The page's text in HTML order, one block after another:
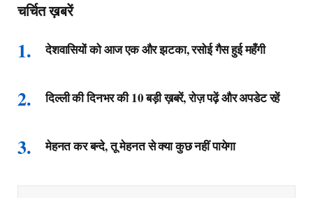
चर्चित ख़बरें
देशवासियों को आज एक और झटका, रसोई गैस हुई महँगी
दिल्ली की दिनभर की 10 बड़ी ख़बरें, रोज़ पढ़ें और अपडेट रहें
मेहनत कर बन्दे, तू मेहनत से क्या कुछ नहीं पायेगा